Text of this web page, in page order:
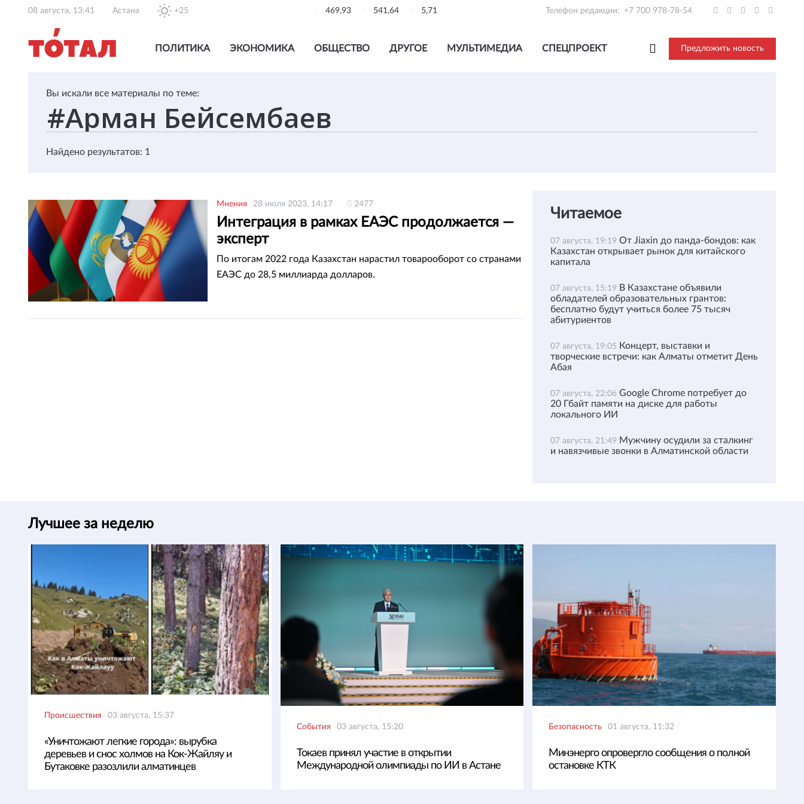
08 августа, 13:41 Астана +25 469,93 541,64 5,71 Телефон редакции: +7 700 978-78-54
ПОЛИТИКА ЭКОНОМИКА ОБЩЕСТВО ДРУГОЕ МУЛЬТИМЕДИА СПЕЦПРОЕКТ Предложить новость
Вы искали все материалы по теме:
Найдено результатов: 1
Мнения 28 июля 2023, 14:17 2477
Интеграция в рамках ЕАЭС продолжается —
эксперт
По итогам 2022 года Казахстан нарастил товарооборот со странами
ЕАЭС до 28,5 миллиарда долларов.
Читаемое
07 августа, 19:19 От Jiaxin до панда-бондов: как
Казахстан открывает рынок для китайского
капитала
07 августа, 15:19 В Казахстане объявили
обладателей образовательных грантов:
бесплатно будут учиться более 75 тысяч
абитуриентов
07 августа, 19:05 Концерт, выставки и
творческие встречи: как Алматы отметит День
Абая
07 августа, 22:06 Google Chrome потребует до
20 Гбайт памяти на диске для работы
локального ИИ
07 августа, 21:49 Мужчину осудили за сталкинг
и навязчивые звонки в Алматинской области
Лучшее за неделю
Происшествия 03 августа, 15:37
«Уничтожают легкие города»: вырубка
деревьев и снос холмов на Кок-Жайляу и
Бутаковке разозлили алматинцев
События 03 августа, 15:20
Токаев принял участие в открытии
Международной олимпиады по ИИ в Астане
Безопасность 01 августа, 11:32
Минэнерго опровергло сообщения о полной
остановке КТК